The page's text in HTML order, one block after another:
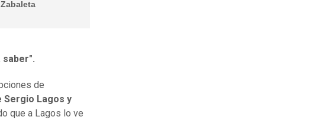
saber".
de
Sergio Lagos y
que a Lagos lo ve